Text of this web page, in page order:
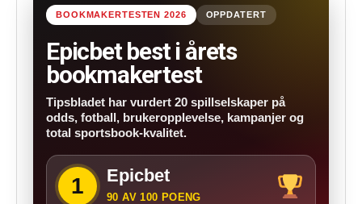
BOOKMAKERTESTEN 2026 OPPDATERT
Epicbet best i årets
bookmakertest
Tipsbladet har vurdert 20 spillselskaper på
odds, fotball, brukeropplevelse, kampanjer og
total sportsbook-kvalitet.
1 Epicbet
90 AV 100 POENG